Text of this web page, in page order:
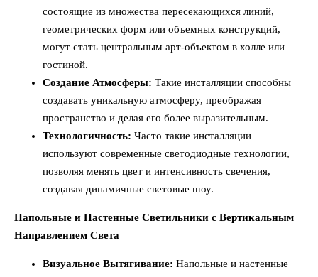
состоящие из множества пересекающихся линий,
геометрических форм или объемных конструкций,
могут стать центральным арт-объектом в холле или
гостиной.
Создание Атмосферы: Такие инсталляции способны
создавать уникальную атмосферу, преображая
пространство и делая его более выразительным.
Технологичность: Часто такие инсталляции
используют современные светодиодные технологии,
позволяя менять цвет и интенсивность свечения,
создавая динамичные световые шоу.
Напольные и Настенные Светильники с Вертикальным
Направлением Света
Визуальное Вытягивание: Напольные и настенные